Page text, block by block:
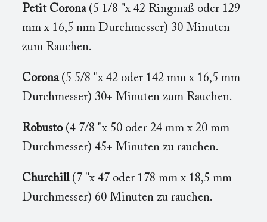
Petit Corona(5 1/8 "x 42 Ringmaß oder 129
mm x 16,5 mm Durchmesser) 30 Minuten
zum Rauchen.
Corona(5 5/8 "x 42 oder 142 mm x 16,5 mm
Durchmesser) 30+ Minuten zum Rauchen.
Robusto(4 7/8 "x 50 oder 24 mm x 20 mm
Durchmesser) 45+ Minuten zu rauchen.
Churchill(7 "x 47 oder 178 mm x 18,5 mm
Durchmesser) 60 Minuten zu rauchen.